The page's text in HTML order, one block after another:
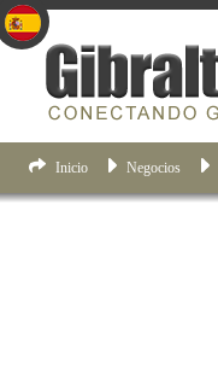
Inicio Negocios